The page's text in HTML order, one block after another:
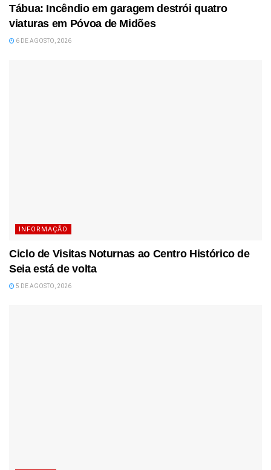
Tábua: Incêndio em garagem destrói quatro
viaturas em Póvoa de Midões
6 DE AGOSTO, 2026
INFORMAÇÃO
Ciclo de Visitas Noturnas ao Centro Histórico de
Seia está de volta
5 DE AGOSTO, 2026